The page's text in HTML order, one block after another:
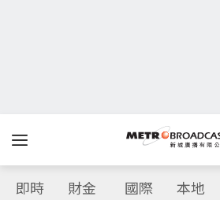
即時 財金 國際 本地